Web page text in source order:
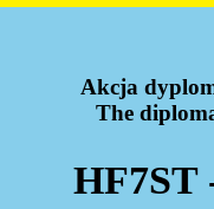
Akcja
The
HF7ST